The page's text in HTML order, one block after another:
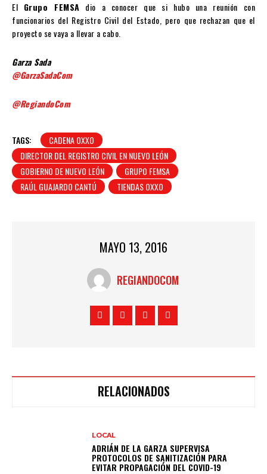
El Grupo FEMSA dio a conocer que si hubo una reunión con
funcionarios del Registro Civil del Estado, pero que rechazan que el
proyecto se vaya a llevar a cabo.
Garza Sada
@GarzaSadaCom
@RegiandoCom
TAGS:
CADENA OXXO
DIRECTOR DEL REGISTRO CIVIL EN NUEVO LEÓN
GOBIERNO DE NUEVO LEÓN
GRUPO FEMSA
RAÚL GUAJARDO CANTÚ
TIENDAS OXXO
MAYO 13, 2016
REGIANDOCOM
RELACIONADOS
LOCAL
ADRIÁN DE LA GARZA SUPERVISA
PROTOCOLOS DE SANITIZACIÓN PARA
EVITAR PROPAGACIÓN DEL COVID-19